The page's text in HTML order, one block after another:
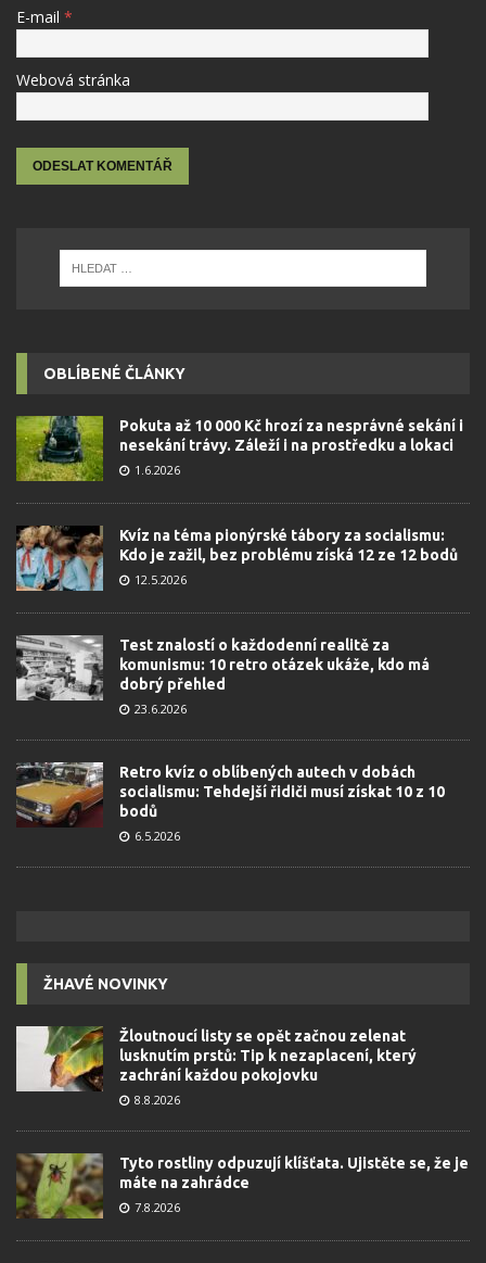
E-mail *
Webová stránka
OBLÍBENÉ ČLÁNKY
Pokuta až 10 000 Kč hrozí za nesprávné sekání i
nesekání trávy. Záleží i na prostředku a lokaci
1.6.2026
Kvíz na téma pionýrské tábory za socialismu:
Kdo je zažil, bez problému získá 12 ze 12 bodů
12.5.2026
Test znalostí o každodenní realitě za
komunismu: 10 retro otázek ukáže, kdo má
dobrý přehled
23.6.2026
Retro kvíz o oblíbených autech v dobách
socialismu: Tehdejší řidiči musí získat 10 z 10
bodů
6.5.2026
ŽHAVÉ NOVINKY
Žloutnoucí listy se opět začnou zelenat
lusknutím prstů: Tip k nezaplacení, který
zachrání každou pokojovku
8.8.2026
Tyto rostliny odpuzují klíšťata. Ujistěte se, že je
máte na zahrádce
7.8.2026